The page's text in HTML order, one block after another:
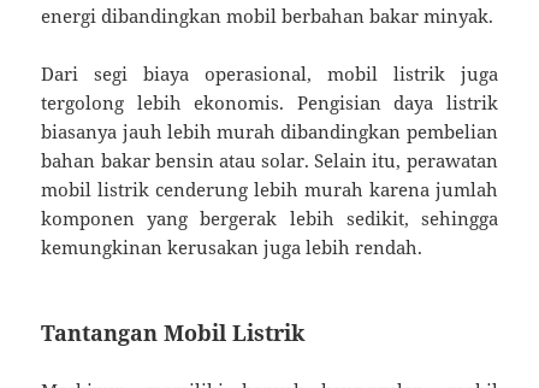
energi dibandingkan mobil berbahan bakar minyak.
Dari segi biaya operasional, mobil listrik juga
tergolong lebih ekonomis. Pengisian daya listrik
biasanya jauh lebih murah dibandingkan pembelian
bahan bakar bensin atau solar. Selain itu, perawatan
mobil listrik cenderung lebih murah karena jumlah
komponen yang bergerak lebih sedikit, sehingga
kemungkinan kerusakan juga lebih rendah.
Tantangan Mobil Listrik